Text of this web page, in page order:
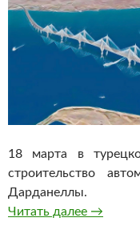
18 марта в
строительство
Дарданеллы.
Читать далее В
→